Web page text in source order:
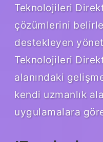
Teknolojileri
çözümlerini
destekleyen
Teknolojileri
alanındaki
kendi uzmanlık
uygulamalara